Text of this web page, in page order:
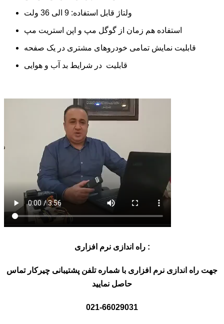
ولتاژ قابل استفاده: 9 الی 36 ولت
استفاده هم زمان از گوگل مپ و اپن استریت مپ
قابلیت نمایش تمامی خودروهای مشتری در یک صفحه
قابلیت در شرایط بد آب و هوایی
راه اندازی نرم افزاری :
جهت راه اندازی نرم افزاری با شماره تلفن پشتیبانی چیرکار تماس
حاصل نمایید
021-66029031